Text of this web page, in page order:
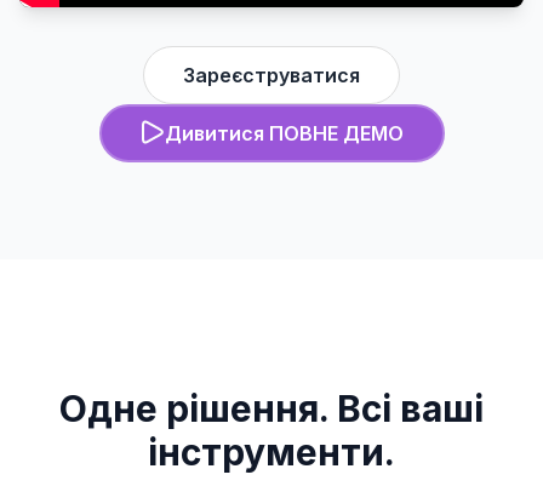
Зареєструватися
Дивитися ПОВНЕ ДЕМО
Одне рішення. Всі ваші
інструменти.